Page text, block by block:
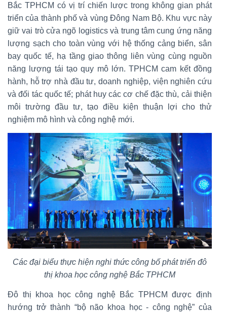
Bắc TPHCM có vị trí chiến lược trong không gian phát
triển của thành phố và vùng Đông Nam Bộ. Khu vực này
giữ vai trò cửa ngõ logistics và trung tâm cung ứng năng
lượng sạch cho toàn vùng với hệ thống cảng biển, sân
bay quốc tế, hạ tầng giao thông liên vùng cùng nguồn
năng lượng tái tạo quy mô lớn. TPHCM cam kết đồng
hành, hỗ trợ nhà đầu tư, doanh nghiệp, viện nghiên cứu
và đối tác quốc tế; phát huy các cơ chế đặc thù, cải thiện
môi trường đầu tư, tạo điều kiện thuận lợi cho thử
nghiệm mô hình và công nghệ mới.
Các đại biểu thực hiện nghi thức công bố phát triển đô
thị khoa học công nghệ Bắc TPHCM
Đô thị khoa học công nghệ Bắc TPHCM được định
hướng trở thành “bộ não khoa học - công nghệ” của